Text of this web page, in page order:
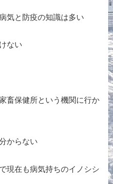
気と防疫の知識は多い
ない
畜保健所という機関に行か
からない
現在も病気持ちのイノシシ